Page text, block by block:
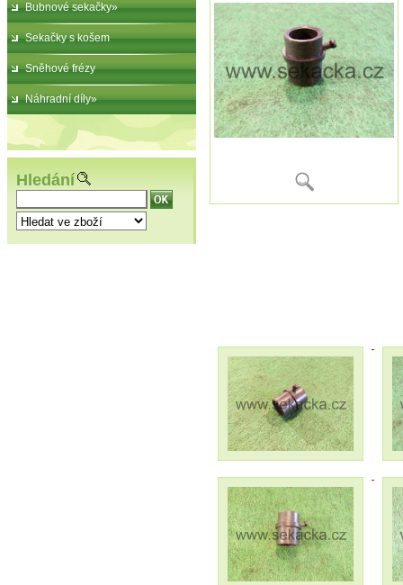
Bubnové sekačky»
Sekačky s košem
Sněhové frézy
Náhradní díly»
Hledání